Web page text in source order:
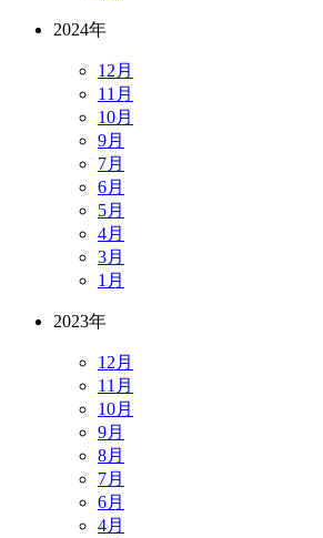
2024年
12月
11月
10月
9月
7月
6月
5月
4月
3月
1月
2023年
12月
11月
10月
9月
8月
7月
6月
4月